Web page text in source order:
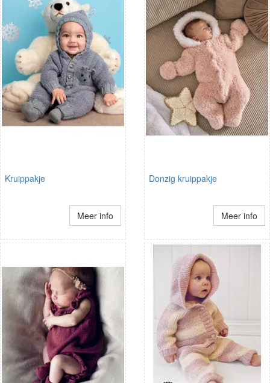
Kruippakje
Meer info
Donzig kruippakje
Meer info